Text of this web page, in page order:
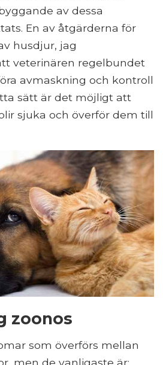
av dessa
En av åtgärderna för
husdjur, jag
veterinären regelbundet
avmaskning och kontroll
sätt är det möjligt att
sjuka och överför dem till
zoonos
som överförs mellan
men de vanligaste är: